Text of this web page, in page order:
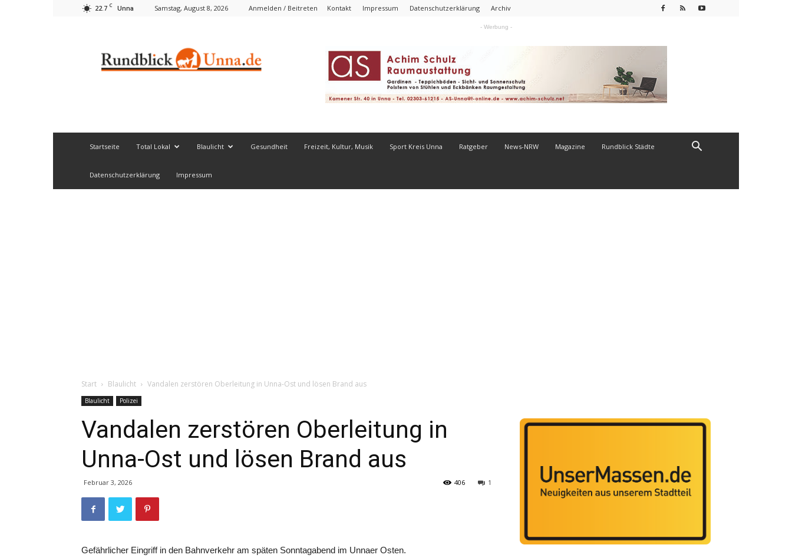
22.7 C Unna Samstag, August 8, 2026 Anmelden / Beitreten Kontakt Impressum Datenschutzerklärung Archiv
- Werbung -
Startseite Total Lokal Blaulicht Gesundheit Freizeit, Kultur, Musik Sport Kreis Unna Ratgeber News-NRW Magazine Rundblick Städte
Datenschutzerklärung Impressum
Start Blaulicht Vandalen zerstören Oberleitung in Unna-Ost und lösen Brand aus
Blaulicht Polizei
Vandalen zerstören Oberleitung in
Unna-Ost und lösen Brand aus
Februar 3, 2026 1
406
Gefährlicher Eingriff in den Bahnverkehr am späten Sonntagabend im Unnaer Osten.